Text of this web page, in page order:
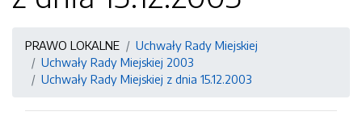
PRAWO LOKALNE
Uchwały Rady Miejskiej
Uchwały Rady Miejskiej 2003
Uchwały Rady Miejskiej z dnia 15.12.2003